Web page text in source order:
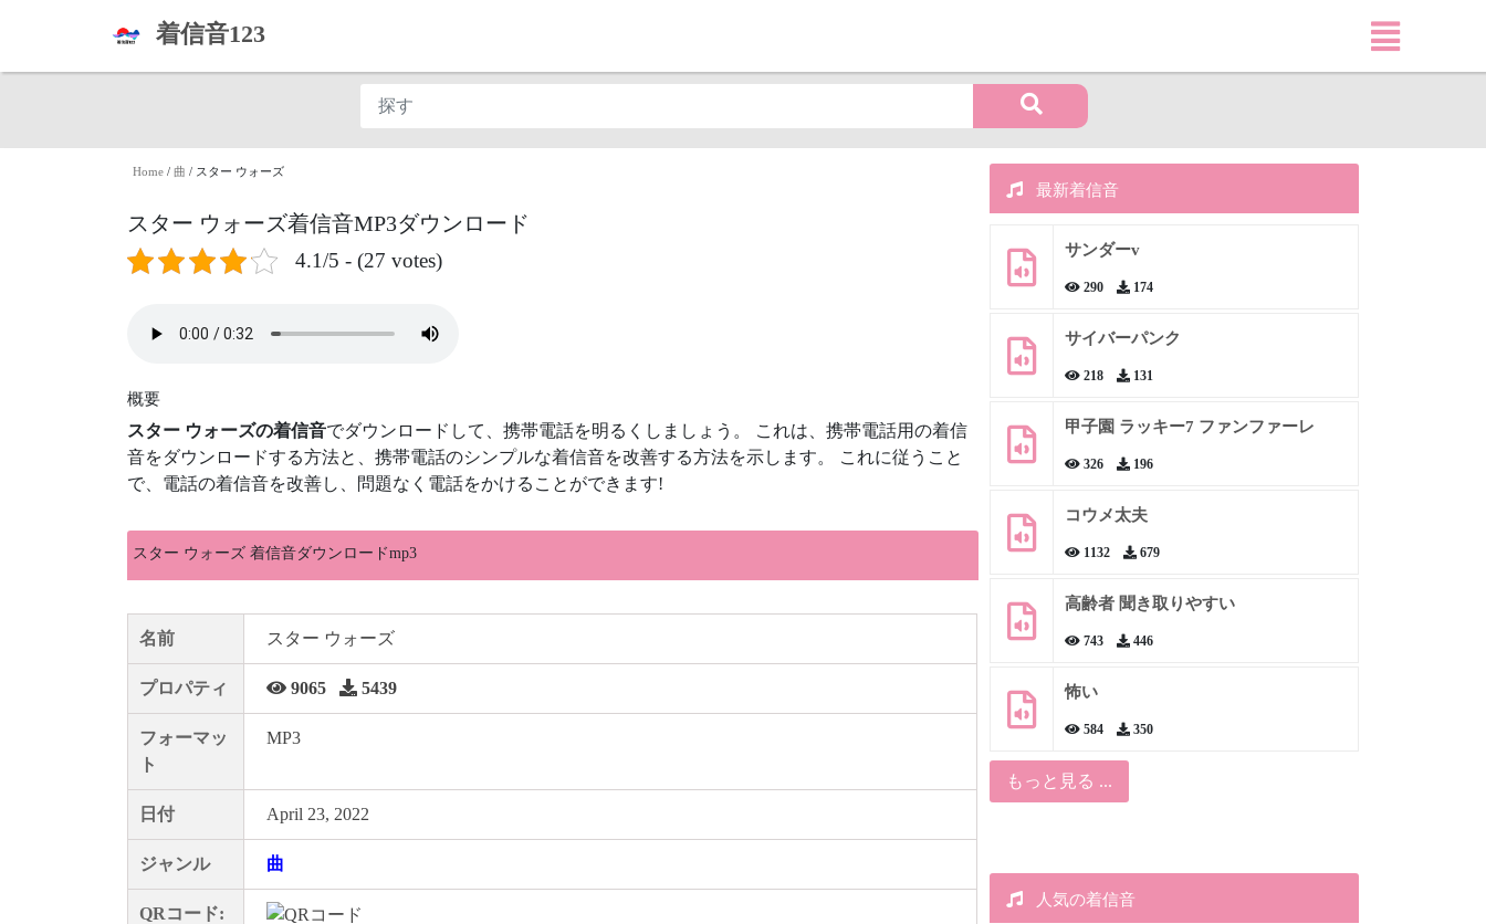
着信音123
Home / 曲 / スター ウォーズ
スター ウォーズ着信音MP3ダウンロード
4.1/5 - (27 votes)
概要
スター ウォーズの着信音でダウンロードして、携帯電話を明るくしましょう。 これは、携帯電話用の着信
音をダウンロードする方法と、携帯電話のシンプルな着信音を改善する方法を示します。 これに従うこと
で、電話の着信音を改善し、問題なく電話をかけることができます!
スター ウォーズ 着信音ダウンロードmp3
名前 スター ウォーズ
プロパティ 9065 5439
フォーマッ
ト
MP3
日付 April 23, 2022
ジャンル 曲
QRコード:
最新着信音
サンダーv
290 174
サイバーパンク
218 131
甲子園 ラッキー7 ファンファーレ
326 196
コウメ太夫
1132 679
高齢者 聞き取りやすい
743 446
怖い
584 350
もっと見る ...
人気の着信音